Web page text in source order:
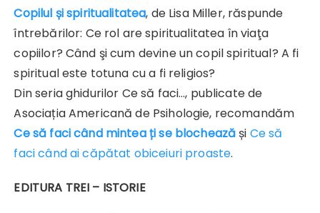
Copilul și spiritualitatea, de Lisa Miller, răspunde
întrebărilor: Ce rol are spiritualitatea în viaţa
copiilor? Când şi cum devine un copil spiritual? A fi
spiritual este totuna cu a fi religios?
Din seria ghidurilor Ce să faci…, publicate de
Asociația Americană de Psihologie, recomandăm
Ce să faci când mintea ți se blochează și Ce să
faci când ai căpătat obiceiuri proaste.
EDITURA TREI – ISTORIE